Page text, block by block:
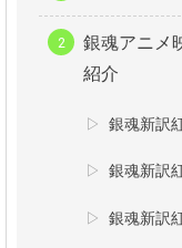
銀魂アニメ
紹介
銀魂新訳
銀魂新訳
銀魂新訳